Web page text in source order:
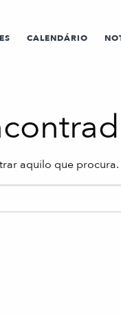
CALENDÁRIO
aquilo que procura.